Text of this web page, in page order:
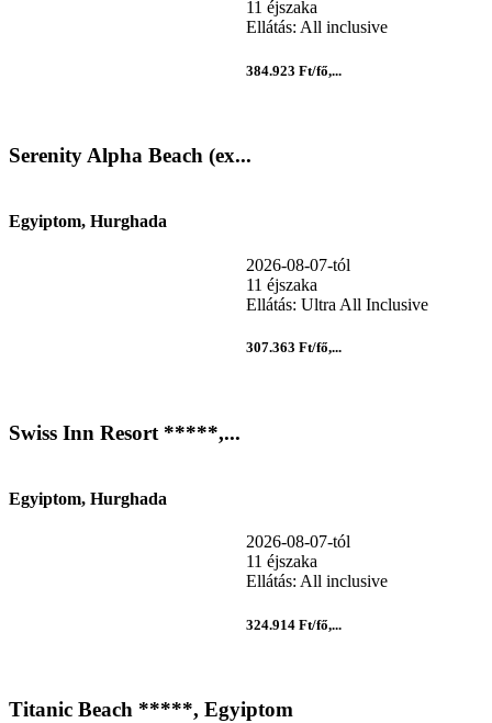
11 éjszaka
Ellátás: All inclusive
384.923 Ft/fő,...
Serenity Alpha Beach (ex...
Egyiptom, Hurghada
2026-08-07-tól
11 éjszaka
Ellátás: Ultra All Inclusive
307.363 Ft/fő,...
Swiss Inn Resort *****,...
Egyiptom, Hurghada
2026-08-07-tól
11 éjszaka
Ellátás: All inclusive
324.914 Ft/fő,...
Titanic Beach *****, Egyiptom